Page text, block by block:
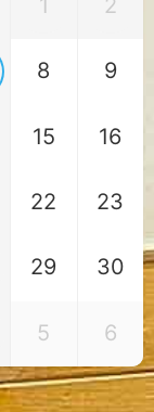
8 9
15 16
22 23
29 30
5 6